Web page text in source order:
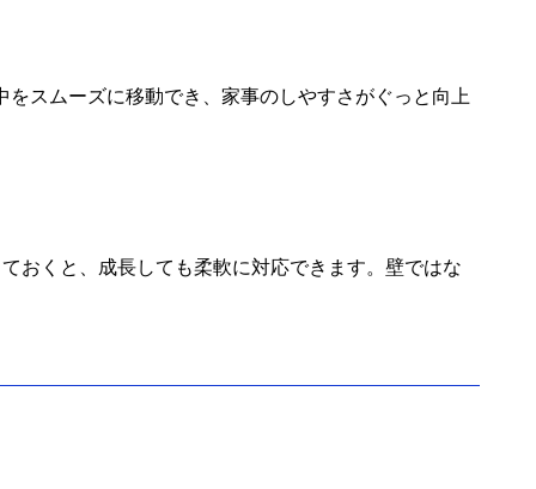
スムーズに移動でき、家事のしやすさがぐっと向上
おくと、成長しても柔軟に対応できます。壁ではな